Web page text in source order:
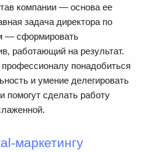
компании — основа ее
задача директора по
— сформировать
работающий на результат.
понадобиться
и умение делегировать
помогут сделать работу
маркетингу